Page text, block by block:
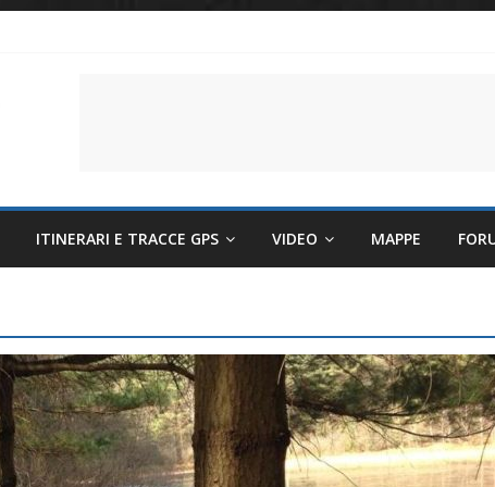
evitare sintomi e mantenere la performance
sempre più sostenibili
ITINERARI E TRACCE GPS VIDEO MAPPE